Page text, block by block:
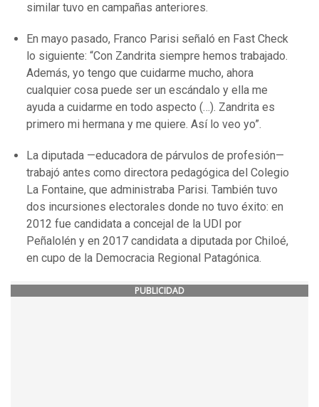
similar tuvo en campañas anteriores.
En mayo pasado, Franco Parisi señaló en Fast Check
lo siguiente: “Con Zandrita siempre hemos trabajado.
Además, yo tengo que cuidarme mucho, ahora
cualquier cosa puede ser un escándalo y ella me
ayuda a cuidarme en todo aspecto (…). Zandrita es
primero mi hermana y me quiere. Así lo veo yo”.
La diputada —educadora de párvulos de profesión—
trabajó antes como directora pedagógica del Colegio
La Fontaine, que administraba Parisi. También tuvo
dos incursiones electorales donde no tuvo éxito: en
2012 fue candidata a concejal de la UDI por
Peñalolén y en 2017 candidata a diputada por Chiloé,
en cupo de la Democracia Regional Patagónica.
PUBLICIDAD